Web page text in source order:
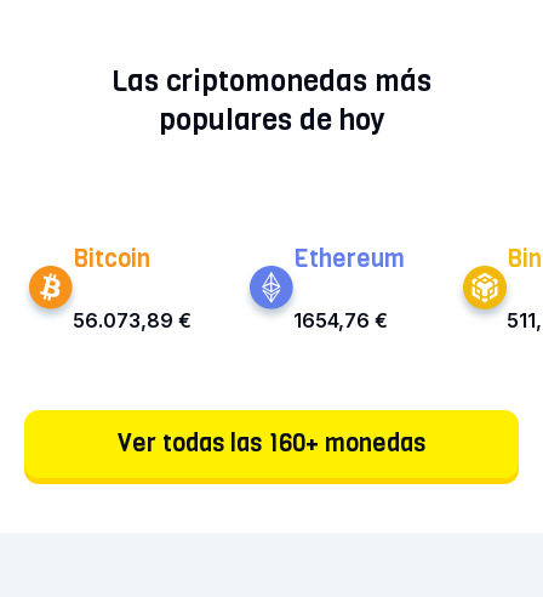
Las criptomonedas más
populares de hoy
Bitcoin
56.073,89 €
Ethereum
1654,76 €
Ver todas las 160+ monedas